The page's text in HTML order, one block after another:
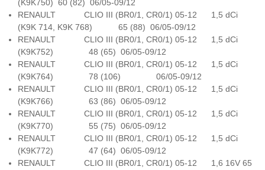
(K9K750) 60 (82) 06/05-09/12
RENAULT CLIO III (BR0/1, CR0/1) 05-12 1,5 dCi
(K9K 714, K9K 768) 65 (88) 06/05-09/12
RENAULT CLIO III (BR0/1, CR0/1) 05-12 1,5 dCi
(K9K752) 48 (65) 06/05-09/12
RENAULT CLIO III (BR0/1, CR0/1) 05-12 1,5 dCi
(K9K764) 78 (106) 06/05-09/12
RENAULT CLIO III (BR0/1, CR0/1) 05-12 1,5 dCi
(K9K766) 63 (86) 06/05-09/12
RENAULT CLIO III (BR0/1, CR0/1) 05-12 1,5 dCi
(K9K770) 55 (75) 06/05-09/12
RENAULT CLIO III (BR0/1, CR0/1) 05-12 1,5 dCi
(K9K772) 47 (64) 06/05-09/12
RENAULT CLIO III (BR0/1, CR0/1) 05-12 1,6 16V 65